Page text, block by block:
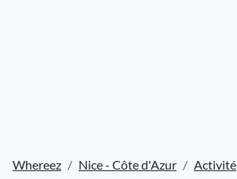
Whereez Nice - Côte d'Azur Activité